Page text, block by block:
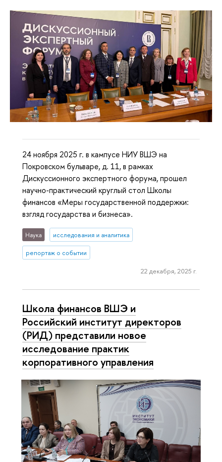
24 ноября 2025 г. в кампусе НИУ ВШЭ на
Покровском бульваре, д. 11, в рамках
Дискуссионного экспертного форума, прошел
научно-практический круглый стол Школы
финансов «Меры государственной поддержки:
взгляд государства и бизнеса».
Наука исследования и аналитика
репортаж о событии
22 декабря, 2025 г.
Школа финансов ВШЭ и
Российский институт директоров
(РИД) представили новое
исследование практик
корпоративного управления